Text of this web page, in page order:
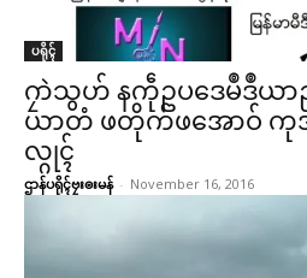
ပရိုၚ်
ဂၠာဲသွဟ် နကဵုဥပဒေမဳဒဳယာ
ယာတံ ဖတိုက်ဖအောဝ်
လ္ဂုၚ်
ဌာန်ပရိုၚ်ဗၠးၜးမန် - November 16, 2016